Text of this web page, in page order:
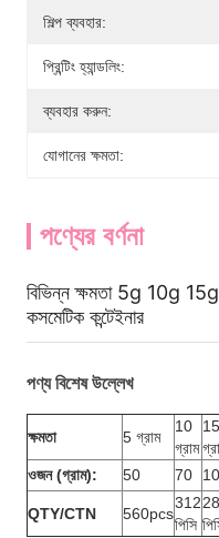
শিল্প ব্যবহার:
প্রিন্টিং হ্যান্ডলিং:
ব্যবহার করুন:
যোগানের ক্ষমতা:
পণ্যের বর্ণনা
বিভিন্ন ক্ষমতা 5g 10g
কসমেটিক কন্টেইনার
পণ্য বিশেষ উল্লেখ
ক্ষমতা 5 গ্রাম
10
গ্রাম
15
ওজন (গ্রাম): 50 70
QTY/CTN 560pcs
312
পিসি